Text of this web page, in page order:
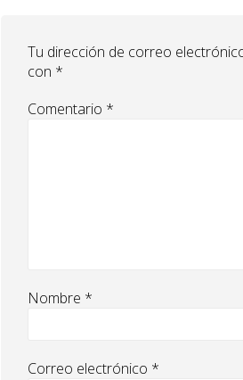
Tu dirección de correo
con *
Comentario *
Nombre *
Correo electrónico *